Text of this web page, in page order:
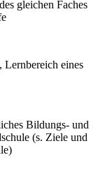
gleichen Faches
Lernbereich eines
Bildungs- und
(s. Ziele und